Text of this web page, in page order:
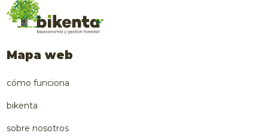
Mapa web
cómo funciona
bikenta
sobre nosotros